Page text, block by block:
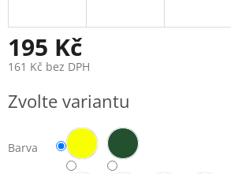
195 Kč
161 Kč bez DPH
cena:
Zvolte variantu
Barva